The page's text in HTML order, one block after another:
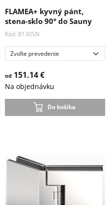
FLAMEA+ kyvný pánt,
stena-sklo 90° do Sauny
Kód: 8130SN
od 151.14 €
Na objednávku
Do košíka